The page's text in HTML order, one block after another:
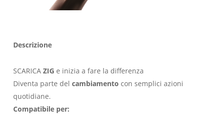
Descrizione
SCARICA ZIG e inizia a fare la differenza
Diventa parte del cambiamento con semplici azioni
quotidiane.
Compatibile per: